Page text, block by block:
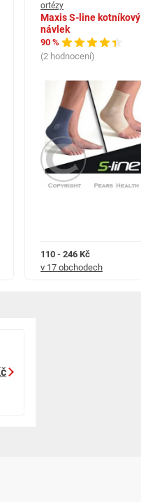
ortézy
Maxis S-line kotníkový
návlek
90 %
(2 hodnocení)
110 - 246 Kč
v 17 obchodech